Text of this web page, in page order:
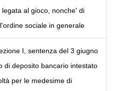
al gioco, nonche' di
sociale in generale
I, sentenza del 3 giugno
di deposito bancario intestato
per le medesime di